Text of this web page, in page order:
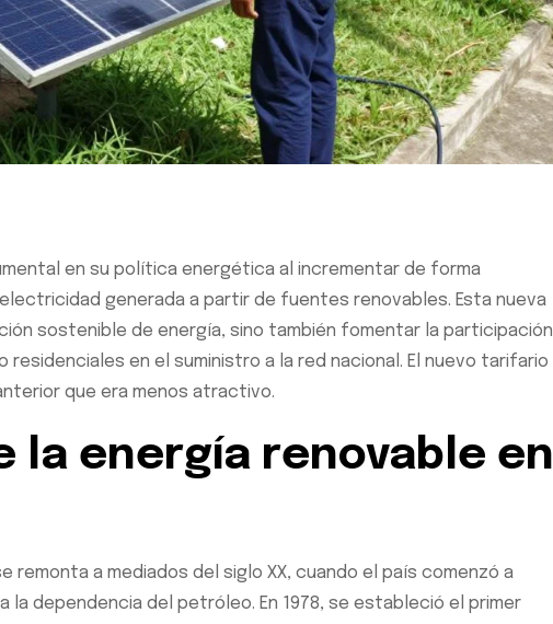
en su política energética al incrementar de forma
generada a partir de fuentes renovables. Esta nueva
sostenible de energía, sino también fomentar la participación
en el suministro a la red nacional. El nuevo tarifario
que era menos atractivo.
la energía renovable en
remonta a mediados del siglo XX, cuando el país comenzó a
dependencia del petróleo. En 1978, se estableció el primer